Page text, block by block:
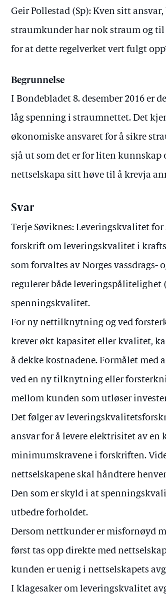
Geir Pollestad (Sp): Kven sitt
straumkunder har nok straum og
for at dette regelverket vert fulgt
Begrunnelse
I Bondebladet 8. desember 2016 er
låg spenning i straumnettet. Det
økonomiske ansvaret for å sikre
sjå ut som det er for liten kunnskap
nettselskapa sitt høve til å krevja
Svar
Terje Søviknes: Leveringskvalitet
forskrift om leveringskvalitet i
som forvaltes av Norges
regulerer både
spenningskvalitet.
For ny nettilknytning og ved
krever økt kapasitet eller kvalitet,
å dekke kostnadene. Formålet med
ved en ny tilknytning eller
mellom kunden som utløser
Det følger av
ansvar for å levere elektrisitet av
minimumskravene i forskriften.
nettselskapene skal håndtere
Den som er skyld i at
utbedre forholdet.
Dersom nettkunder er misfornøyd
først tas opp direkte med
kunden er uenig i nettselskapets
I klagesaker om leveringskvalitet